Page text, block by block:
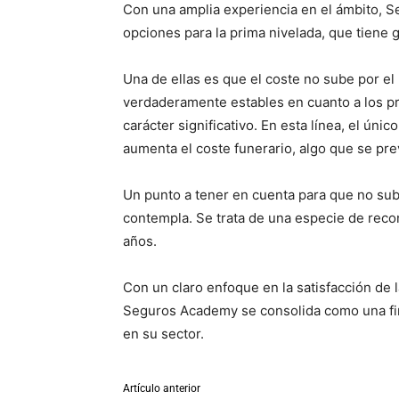
Con una amplia experiencia en el ámbito,
opciones para la prima nivelada, que tiene
Una de ellas es que el coste no sube por
verdaderamente estables en cuanto a los
carácter significativo. En esta línea, el
aumenta el coste funerario, algo que se
Un punto a tener en cuenta para que no
contempla. Se trata de una especie de
años.
Con un claro enfoque en la satisfacción
Seguros Academy se consolida como una
en su sector.
Artículo anterior